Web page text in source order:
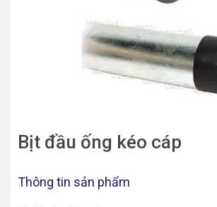
Bịt đầu ống kéo cáp
Thông tin sản phẩm